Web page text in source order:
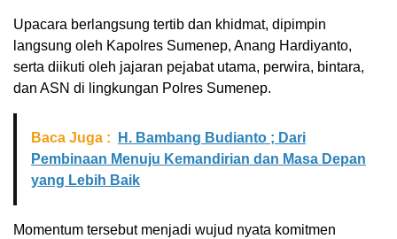
Upacara berlangsung tertib dan khidmat, dipimpin
langsung oleh Kapolres Sumenep, Anang Hardiyanto,
serta diikuti oleh jajaran pejabat utama, perwira, bintara,
dan ASN di lingkungan Polres Sumenep.
Baca Juga :
H. Bambang Budianto ; Dari
Pembinaan Menuju Kemandirian dan Masa Depan
yang Lebih Baik
Momentum tersebut menjadi wujud nyata komitmen